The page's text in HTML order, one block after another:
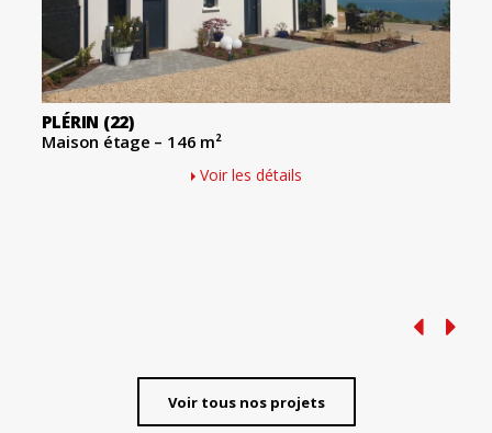
PLÉRIN (22)
Maison étage – 146 m²
Voir les détails
Voir tous nos projets